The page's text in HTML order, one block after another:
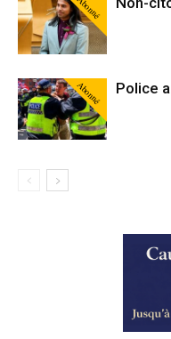
Abonné
Abonné Police